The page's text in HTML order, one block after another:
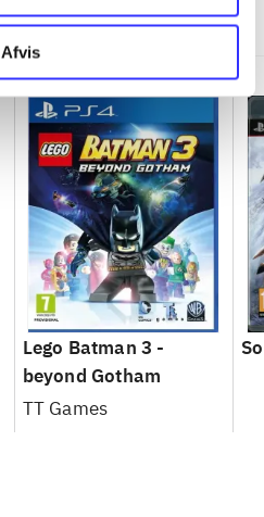
Afvis
Lego Batman 3 -
beyond Gotham
TT Games